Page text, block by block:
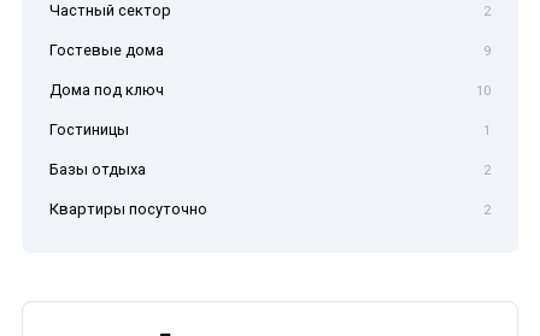
Частный сектор 2
Гостевые дома 9
Дома под ключ 10
Гостиницы 1
Базы отдыха 2
Квартиры посуточно 2